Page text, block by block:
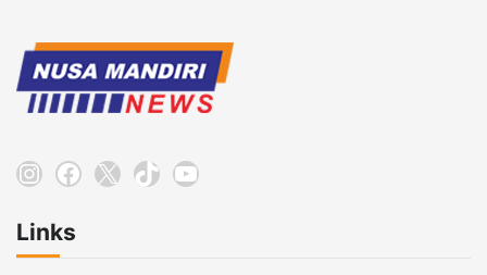
Instagram
Facebook
X TikTokYouTube
Links